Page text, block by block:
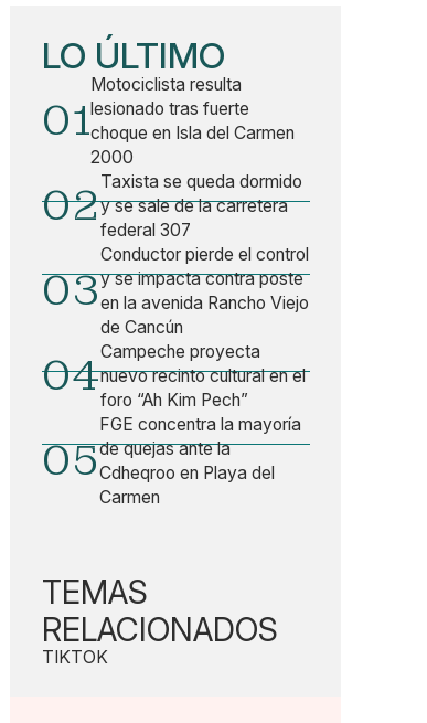
LO ÚLTIMO
01
Motociclista resulta
lesionado tras fuerte
choque en Isla del Carmen
2000
02Taxista se queda dormido
y se sale de la carretera
federal 307
03
Conductor pierde el control
y se impacta contra poste
en la avenida Rancho Viejo
de Cancún
04Campeche proyecta
nuevo recinto cultural en el
foro “Ah Kim Pech”
05
FGE concentra la mayoría
de quejas ante la
Cdheqroo en Playa del
Carmen
TEMAS
RELACIONADOS
TIKTOK